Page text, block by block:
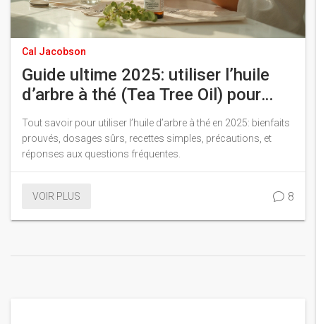
Cal Jacobson
Guide ultime 2025: utiliser l’huile
d’arbre à thé (Tea Tree Oil) pour
votre santé
Tout savoir pour utiliser l’huile d’arbre à thé en 2025: bienfaits
prouvés, dosages sûrs, recettes simples, précautions, et
réponses aux questions fréquentes.
VOIR PLUS 8